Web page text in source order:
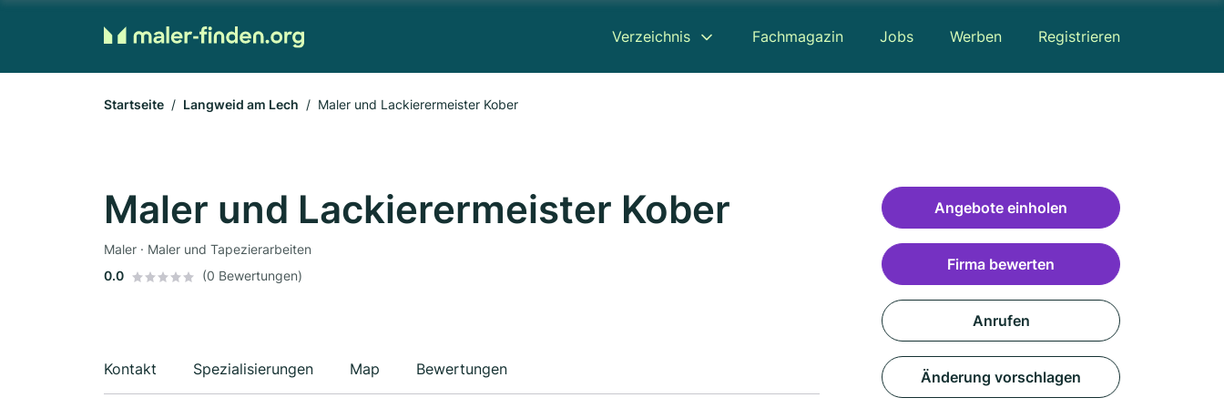
Verzeichnis Fachmagazin Jobs Werben Registrieren
Startseite Langweid am Lech Maler und Lackierermeister Kober
Maler und Lackierermeister Kober
Maler · Maler und Tapezierarbeiten
0.0
(0 Bewertungen)
Kontakt Spezialisierungen Map Bewertungen
Angebote einholen
Firma bewerten
Anrufen
Änderung vorschlagen